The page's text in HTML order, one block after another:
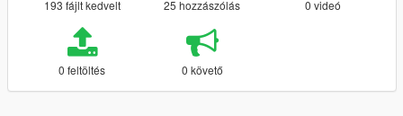
193 fájlt kedvelt 25 hozzászólás 0 videó
0 feltöltés 0 követő